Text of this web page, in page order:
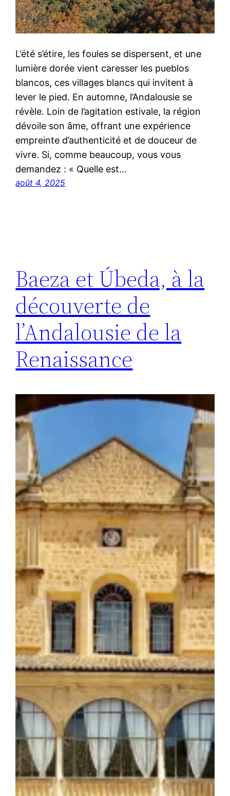
L’été s’étire, les foules se dispersent, et une
lumière dorée vient caresser les pueblos
blancos, ces villages blancs qui invitent à
lever le pied. En automne, l’Andalousie se
révèle. Loin de l’agitation estivale, la région
dévoile son âme, offrant une expérience
empreinte d’authenticité et de douceur de
vivre. Si, comme beaucoup, vous vous
demandez : « Quelle est…
août 4, 2025
Baeza et Úbeda, à la
découverte de
l’Andalousie de la
Renaissance